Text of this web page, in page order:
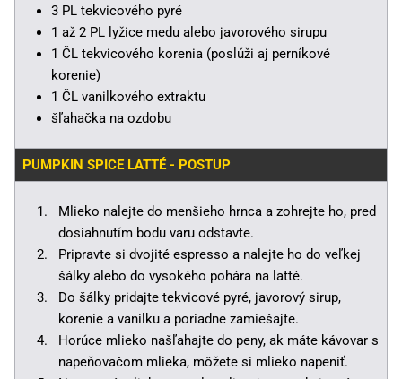
3 PL tekvicového pyré
1 až 2 PL lyžice medu alebo javorového sirupu
1 ČL tekvicového korenia (poslúži aj perníkové
korenie)
1 ČL vanilkového extraktu
šľahačka na ozdobu
PUMPKIN SPICE LATTÉ - POSTUP
Mlieko nalejte do menšieho hrnca a zohrejte ho, pred
dosiahnutím bodu varu odstavte.
Pripravte si dvojité espresso a nalejte ho do veľkej
šálky alebo do vysokého pohára na latté.
Do šálky pridajte tekvicové pyré, javorový sirup,
korenie a vanilku a poriadne zamiešajte.
Horúce mlieko našľahajte do peny, ak máte kávovar s
napeňovačom mlieka, môžete si mlieko napeniť.